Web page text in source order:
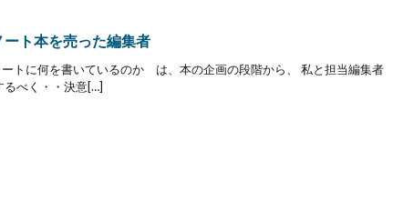
ト本を売った編集者
トに何を書いているのか は、本の企画の段階から、 私と担当編集者
るべく・・決意[…]